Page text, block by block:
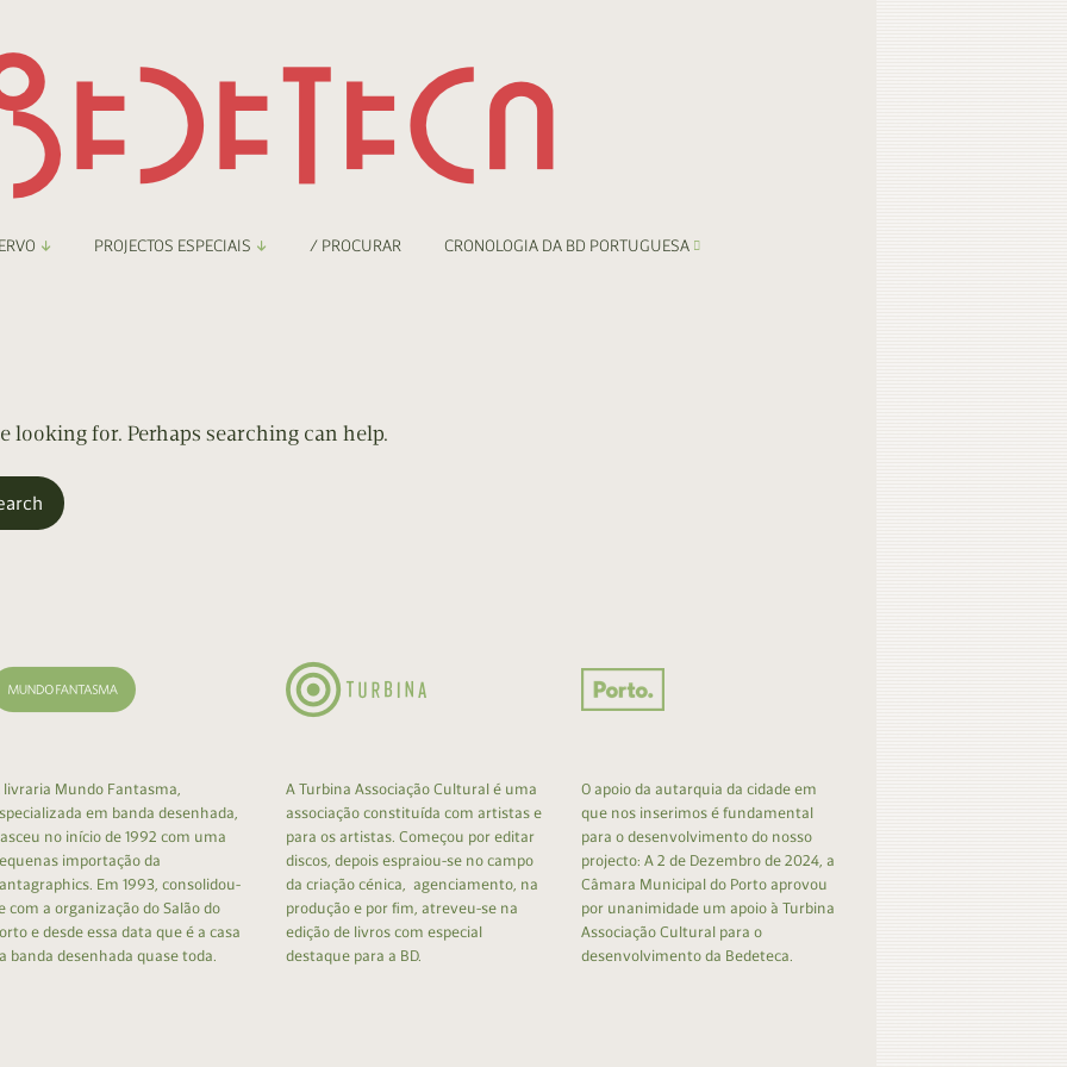
Digital
PROJECTOS ESPECIAIS / PROCURAR CRONOLOGIA DA BD PORTUGUESA
looking for. Perhaps searching can help.
livraria Mundo Fantasma,
em banda desenhada,
no início de 1992 com uma
importação da
Em 1993, consolidou-
com a organização do Salão do
e desde essa data que é a casa
banda desenhada quase toda.
A Turbina Associação Cultural é uma
associação constituída com artistas e
para os artistas. Começou por editar
discos, depois espraiou-se no campo
da criação cénica, agenciamento, na
produção e por fim, atreveu-se na
edição de livros com especial
destaque para a BD.
O apoio da autarquia da cidade em
que nos inserimos é fundamental
para o desenvolvimento do nosso
projecto: A 2 de Dezembro de 2024, a
Câmara Municipal do Porto aprovou
por unanimidade um apoio à Turbina
Associação Cultural para o
desenvolvimento da Bedeteca.